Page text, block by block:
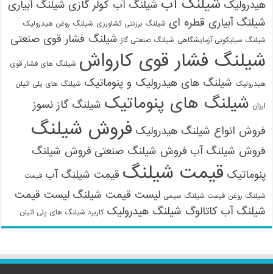
هیدرولیک شیلنگ آب شیلنگ آب کولر گازی شیلنگ آبیاری
شیلنگ آبیاری قطره ای شیلنگ برزنتی کشاورزی شیلنگ روغن هیدرولیک
شیلنگ سیلیکونی آزمایشگاهی شیلنگ صنعتی گاز شیلنگ فشار قوی صنعتی
شیلنگ فشار قوی کارواش شیلنگ های فشار قوی
هیدرولیک شیلنگ های هیدرولیک و پنوماتیک شیلنگ های پلی اتیلن
ارزان شیلنگ های پنوماتیک شیلنگ گاز نسوز
فروش انواع شیلنگ هیدرولیک فروش شیلنگ
فروش شیلنگ آب فروش شیلنگ صنعتی فروش شیلنگ
پنوماتیک قیمت شیلنگ قیمت شیلنگ آب قیمت
شیلنگ روغن قیمت شیلنگ سیمی لیست قیمت شیلنگ لیست قیمت
شیلنگ آب کاتالوگ شیلنگ هیدرولیک کاربرد شیلنگ های پلی اتیلن